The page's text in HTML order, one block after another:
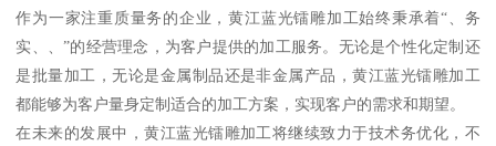
作为一家注重质量务的企业，黄江蓝光镭雕加工始终秉承着“、务
实、、”的经营理念，为客户提供的加工服务。无论是个性化定制还
是批量加工，无论是金属制品还是非金属产品，黄江蓝光镭雕加工
都能够为客户量身定制适合的加工方案，实现客户的需求和期望。
在未来的发展中，黄江蓝光镭雕加工将继续致力于技术务优化，不